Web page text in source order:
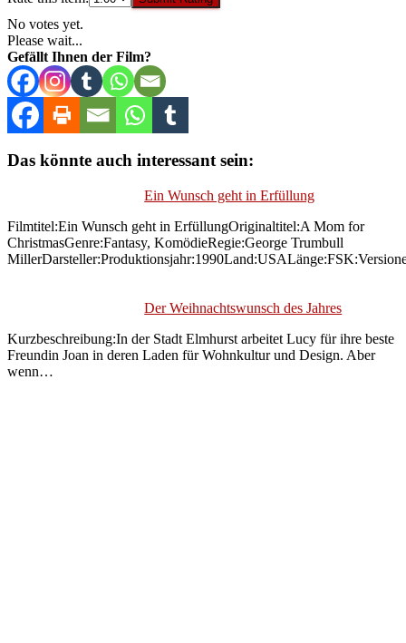
No votes yet.
Please wait...
Gefällt Ihnen der Film?
Das könnte auch interessant sein:
Ein Wunsch geht in Erfüllung
Filmtitel:Ein Wunsch geht in ErfüllungOriginaltitel:A Mom for
ChristmasGenre:Fantasy, KomödieRegie:George Trumbull
Der Weihnachtswunsch des Jahres
Kurzbeschreibung:In der Stadt Elmhurst arbeitet Lucy für ihre beste
Freundin Joan in deren Laden für Wohnkultur und Design. Aber
wenn…